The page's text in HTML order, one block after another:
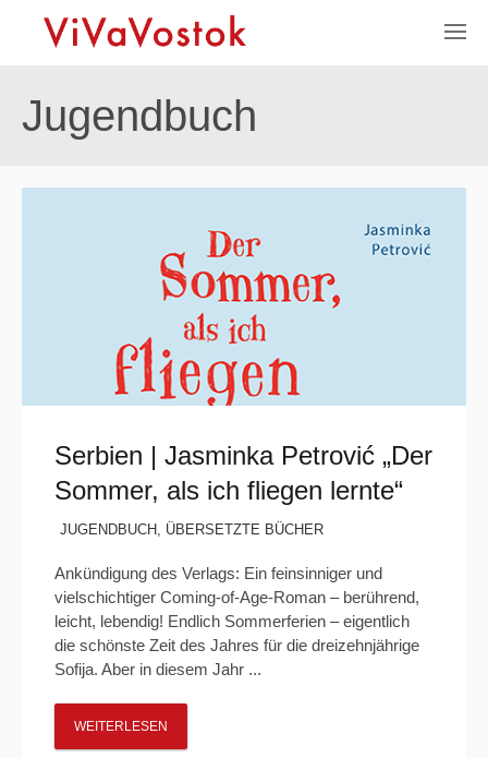
Jugendbuch
Serbien | Jasminka Petrović „Der
Sommer, als ich fliegen lernte“
JUGENDBUCH , ÜBERSETZTE BÜCHER
Ankündigung des Verlags: Ein feinsinniger und
vielschichtiger Coming-of-Age-Roman – berührend,
leicht, lebendig! Endlich Sommerferien – eigentlich
die schönste Zeit des Jahres für die dreizehnjährige
Sofija. Aber in diesem Jahr ...
WEITERLESEN